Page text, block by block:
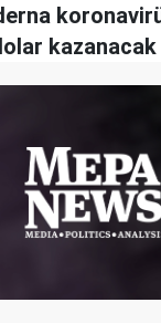
kazanacak